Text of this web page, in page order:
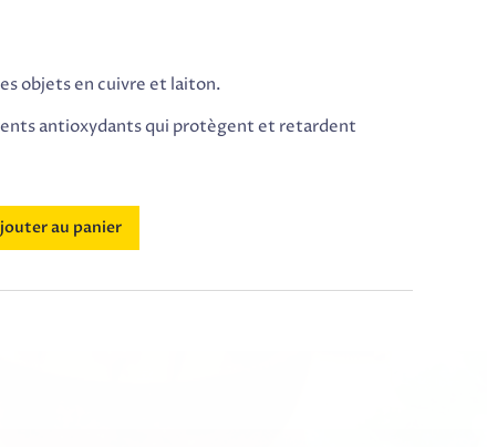
objets en cuivre et laiton.
antioxydants qui protègent et retardent
Mécano Entretien Cuivre Et Laiton 250ml
au panier